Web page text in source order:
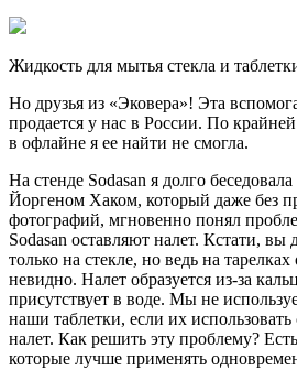
Жидкость для мытья стекла и
Но друзья из «Эковера»! Эта
продается у нас в России. По
в офлайне я ее найти не смогла.
На стенде Sodasan я долго
Йоргеном Хаком, который даже без
фотографий, мгновенно понял
Sodasan оставляют налет. Кстати, вы
только на стекле, но ведь на
невидно. Налет образуется из-за
присутствует в воде. Мы не
наши таблетки, если их
налет. Как решить эту проблему?
которые лучше применять